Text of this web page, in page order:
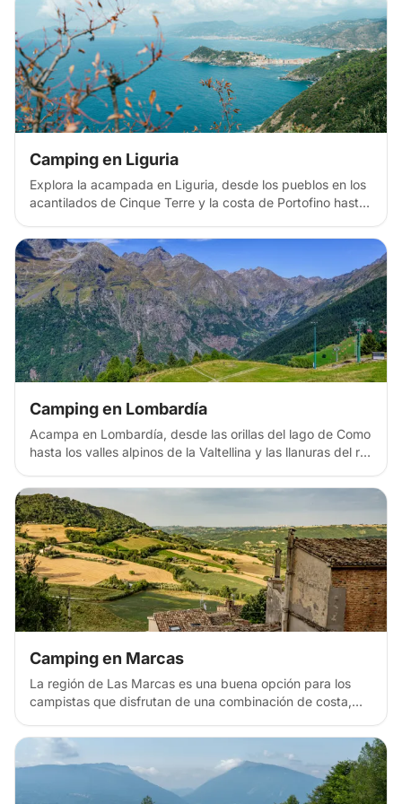
antiguas ruinas romanas, patrimonio etrusco y una
campiña perfecta para aventuras históricas y playeras.
Camping en Liguria
Explora la acampada en Liguria, desde los pueblos en los
acantilados de Cinque Terre y la costa de Portofino hasta
costera, viñedos en terrazas y campings costeros en la
Riviera italiana, con sus coloridos pueblos pesqueros, la
tierra del pesto y sus espectaculares paisajes marino-
montañosos, perfectos para aventuras de senderismo
costero.
Camping en Lombardía
Acampa en Lombardía, desde las orillas del lago de Como
hasta los valles alpinos de la Valtellina y las llanuras del río
montaña y escalas en la región de los lagos del norte de
Italia, con sus picos alpinos, su capital de la moda y su
centro económico, perfecto para disfrutar de experiencias
naturales y culturales.
Camping en Marcas
La región de Las Marcas es una buena opción para los
campistas que disfrutan de una combinación de costa,
acogedora en lugar de abarrotados. A lo largo del
Adriático, muchos viajeros se alojan en campings sencillos
junto a la playa o zonas para autocaravanas cerca de
lugares como Senigallia, Fano y Porto Recanati. La costa